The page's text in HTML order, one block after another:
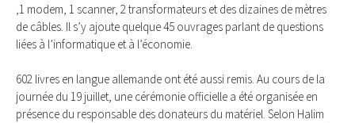
,1 modem, 1 scanner, 2 transformateurs et des dizaines de mètres
de câbles. Il s’y ajoute quelque 45 ouvrages parlant de questions
liées à l’informatique et à l’économie.
602 livres en langue allemande ont été aussi remis. Au cours de la
journée du 19 juillet, une cérémonie officielle a été organisée en
présence du responsable des donateurs du matériel. Selon Halim